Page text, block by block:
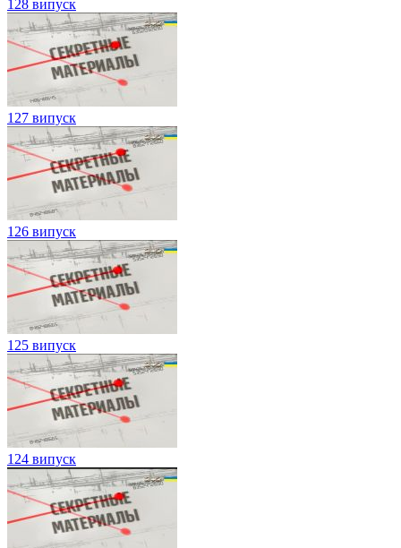
128 випуск
127 випуск
126 випуск
125 випуск
124 випуск